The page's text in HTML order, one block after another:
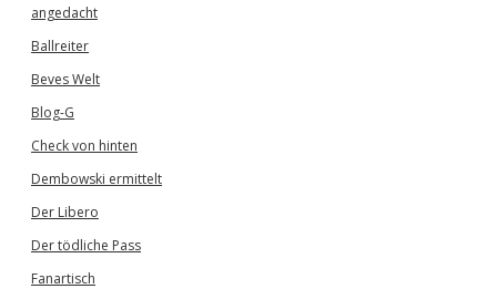
angedacht
Ballreiter
Beves Welt
Blog-G
Check von hinten
Dembowski ermittelt
Der Libero
Der tödliche Pass
Fanartisch